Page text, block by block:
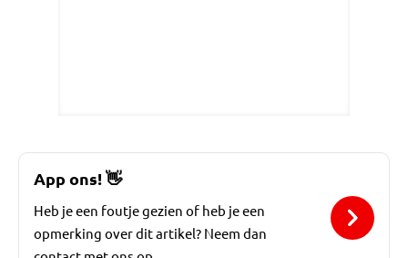
App ons!👋
Heb je een foutje gezien of heb je een
opmerking over dit artikel? Neem dan